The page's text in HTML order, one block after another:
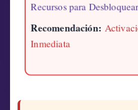
Recursos para
Recomendación:
Inmediata